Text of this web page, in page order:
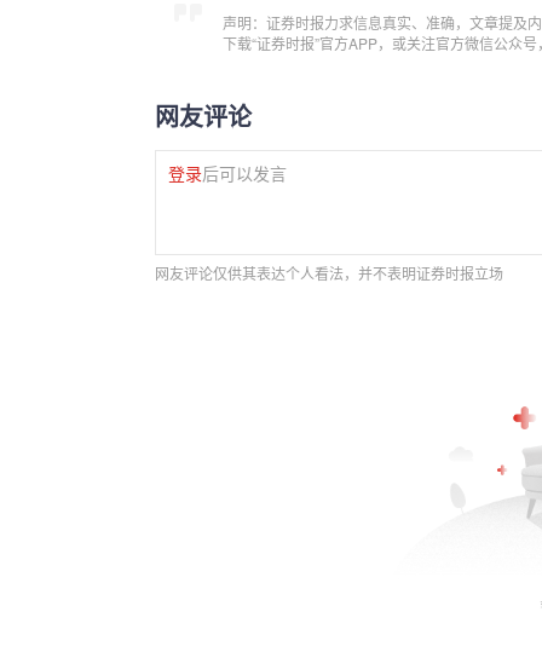
声明：证券时报力求信息真实、准确，文章提及
下载“证券时报”官方APP，或关注官方微信公众
网友评论
登录后可以发言
网友评论仅供其表达个人看法，并不表明证券时报立场